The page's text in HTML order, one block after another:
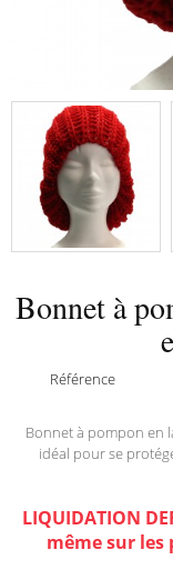
Bonnet à
Référence
Bonnet à pompon en
idéal pour se
LIQUIDATION
même sur les